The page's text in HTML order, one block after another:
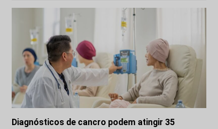
Diagnósticos de cancro podem atingir 35